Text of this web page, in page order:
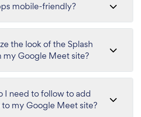
mobile-friendly?
the look of the Splash
my Google Meet site?
I need to follow to add
to my Google Meet site?